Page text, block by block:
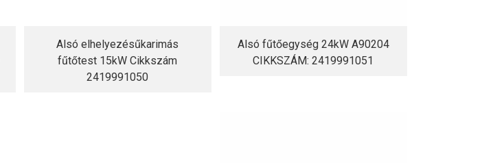
Alsó elhelyezésűkarimás
fűtőtest 15kW Cikkszám
2419991050
Alsó fűtőegység 24kW A90204
CIKKSZÁM: 2419991051